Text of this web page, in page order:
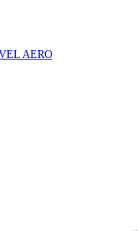
AERO